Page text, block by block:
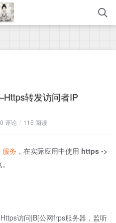
转发访问者IP
0 评论 / 115 阅读
务 ，在实际应用中使用 https ->
访问|B[公网frps服务器，监听